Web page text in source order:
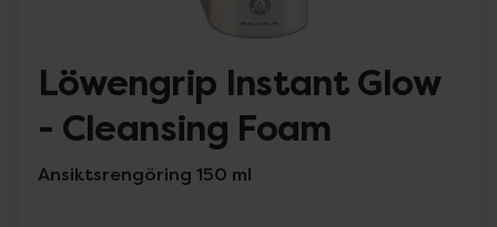
Löwengrip Instant Glow
- Cleansing Foam
Ansiktsrengöring 150 ml